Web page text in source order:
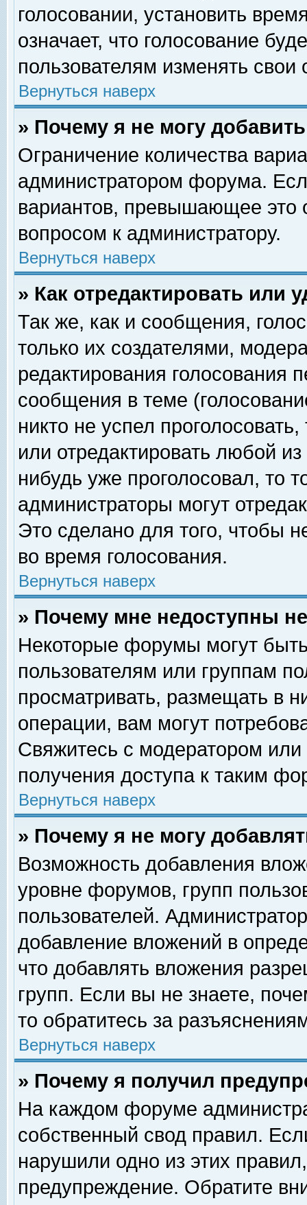
голосовании, установить
означает, что голосование
пользователям изменять свои
Вернуться наверх
» Почему я не могу
Ограничение количества
администратором форума.
вариантов, превышающее это
вопросом к администратору.
Вернуться наверх
» Как отредактировать или
Так же, как и сообщения,
только их создателями,
редактирования голосования
сообщения в теме
никто не успел
или отредактировать любой
нибудь уже проголосовал, то
администраторы могут
Это сделано для того, чтобы
во время голосования.
Вернуться наверх
» Почему мне недоступны
Некоторые форумы могут
пользователям или группам
просматривать, размещать в
операции, вам могут
Свяжитесь с модератором
получения доступа к таким
Вернуться наверх
» Почему я не могу
Возможность добавления
уровне форумов, групп
пользователей.
добавление вложений в
что добавлять вложения
групп. Если вы не знаете,
то обратитесь за
Вернуться наверх
» Почему я получил
На каждом форуме
собственный свод правил.
нарушили одно из этих
предупреждение. Обратите